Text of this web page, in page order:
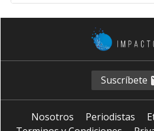
Suscríbete
Nosotros Periodistas